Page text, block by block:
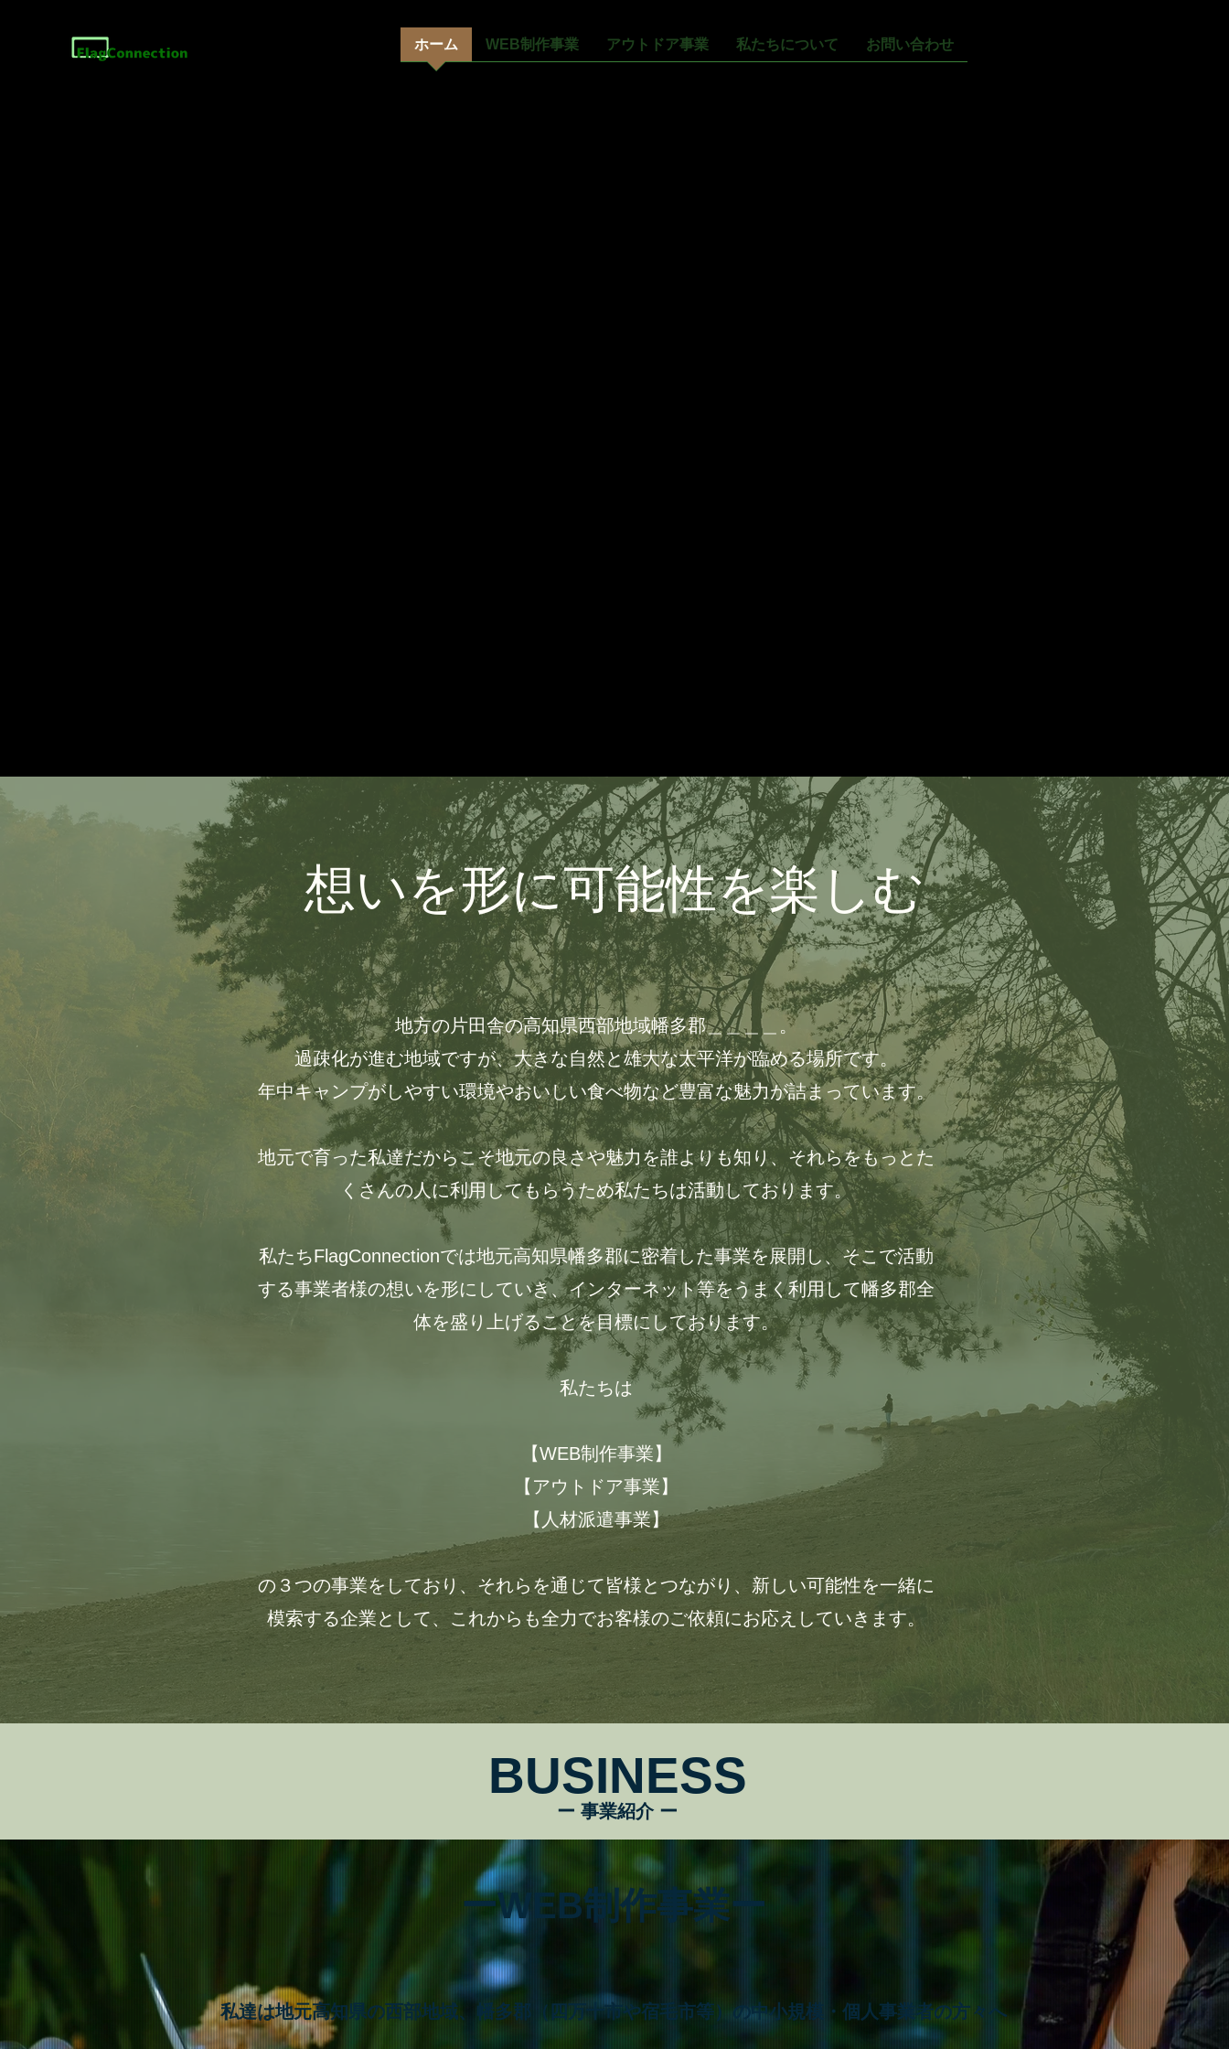
ホーム WEB制作事業 アウトドア事業 私たちについて お問い合わせ
想いを形に可能性を楽しむ
地方の片田舎の高知県西部地域幡多郡＿＿＿＿。
​過疎化が進む地域ですが、大きな自然と雄大な太平洋が臨める場所です。
年中キャンプがしやすい環境やおいしい食べ物など豊富な魅力が詰まっています。
地元で育った私達だからこそ地元の良さや魅力を誰よりも知り、それらをもっとた
くさんの人に利用してもらうため私たちは活動しております。
私たちFlagConnectionでは地元高知県幡多郡に密着した事業を展開し、そこで活動
する事業者様の想いを形にしていき、インターネット等をうまく利用して幡多郡全
体を盛り上げることを目標にしております。
私たちは
【WEB制作事業】
【アウトドア事業】
【人材派遣事業】
の３つの事業をしており、それらを通じて皆様とつながり、新しい可能性を一緒に
模索する企業として、これからも全力でお客様のご依頼にお応えしていきます。
BUSINESS
ー 事業紹介 ー
ーWEB制作事業ー
私達は地元高知県の西部地域、幡多郡（四万十市や宿毛市等）の中小規模・個人事業者の方々へ